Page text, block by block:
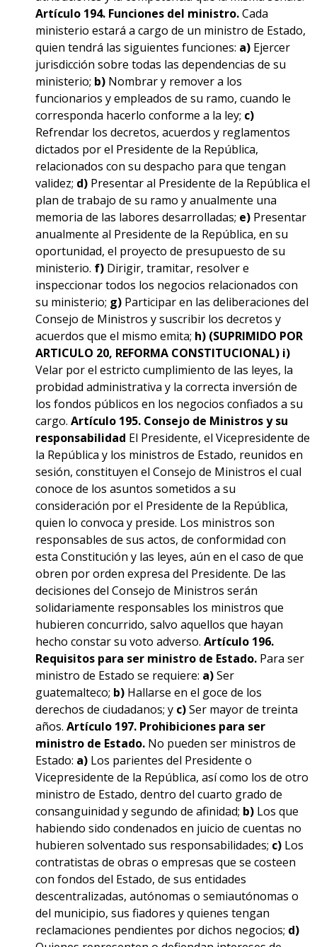
Artículo 194. Funciones del ministro.Cada
ministerio estará a cargo de un ministro de Estado,
quien tendrá las siguientes funciones: a) Ejercer
jurisdicción sobre todas las dependencias de su
ministerio; b) Nombrar y remover a los
funcionarios y empleados de su ramo, cuando le
corresponda hacerlo conforme a la ley; c)
Refrendar los decretos, acuerdos y reglamentos
dictados por el Presidente de la República,
relacionados con su despacho para que tengan
validez; d) Presentar al Presidente de la República el
plan de trabajo de su ramo y anualmente una
memoria de las labores desarrolladas; e) Presentar
anualmente al Presidente de la República, en su
oportunidad, el proyecto de presupuesto de su
ministerio. f) Dirigir, tramitar, resolver e
inspeccionar todos los negocios relacionados con
su ministerio; g) Participar en las deliberaciones del
Consejo de Ministros y suscribir los decretos y
acuerdos que el mismo emita; h) (SUPRIMIDO POR
ARTICULO 20, REFORMA CONSTITUCIONAL) i)
Velar por el estricto cumplimiento de las leyes, la
probidad administrativa y la correcta inversión de
los fondos públicos en los negocios confiados a su
cargo. Artículo 195. Consejo de Ministros y su
responsabilidad El Presidente, el Vicepresidente de
la República y los ministros de Estado, reunidos en
sesión, constituyen el Consejo de Ministros el cual
conoce de los asuntos sometidos a su
consideración por el Presidente de la República,
quien lo convoca y preside. Los ministros son
responsables de sus actos, de conformidad con
esta Constitución y las leyes, aún en el caso de que
obren por orden expresa del Presidente. De las
decisiones del Consejo de Ministros serán
solidariamente responsables los ministros que
hubieren concurrido, salvo aquellos que hayan
hecho constar su voto adverso. Artículo 196.
Requisitos para ser ministro de Estado. Para ser
ministro de Estado se requiere: a)Ser
guatemalteco; b) Hallarse en el goce de los
derechos de ciudadanos; y c)Ser mayor de treinta
años. Artículo 197. Prohibiciones para ser
ministro de Estado. No pueden ser ministros de
Estado: a) Los parientes del Presidente o
Vicepresidente de la República, así como los de otro
ministro de Estado, dentro del cuarto grado de
consanguinidad y segundo de afinidad; b) Los que
habiendo sido condenados en juicio de cuentas no
hubieren solventado sus responsabilidades; c) Los
contratistas de obras o empresas que se costeen
con fondos del Estado, de sus entidades
descentralizadas, autónomas o semiautónomas o
del municipio, sus fiadores y quienes tengan
reclamaciones pendientes por dichos negocios; d)